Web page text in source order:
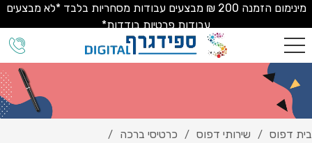
מינימום הזמנה 200 ₪ מבצעים עבודות מסחריות בלבד *לא מבצעים
עבודות פרטיות בודדות*
בית דפוס / שירותי דפוס / כרטיסי ברכה /